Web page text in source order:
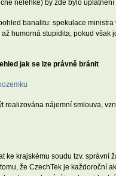
nelehké) by zde bylo
banalitu: spekulace
humorná stupidita, pokud
jak se lze právně bránit
realizována nájemní smlouva,
ke krajskému soudu tzv.
že CzechTek je každoroční